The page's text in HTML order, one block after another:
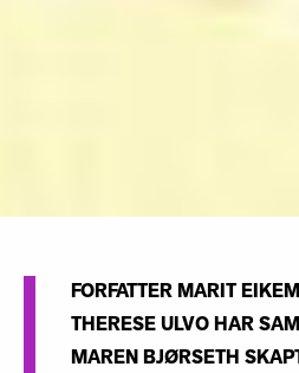
FORFATTER MARIT
THERESE ULVO HAR
MAREN BJØRSETH